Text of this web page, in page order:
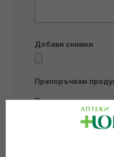
Добави снимки
Препоръчвам
Прочетох и се
Общите условия и
поверителност